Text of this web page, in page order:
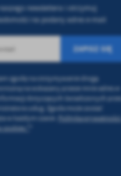
naszego newslettera i otrzymuj
na podany adres e-mail
zgodę na otrzymywanie drogą
na wskazany przeze mnie adres e-
dotyczących świadczonych przez
usług. Zgoda może zostać
w każdym czasie.
Polityka prywatności i
*